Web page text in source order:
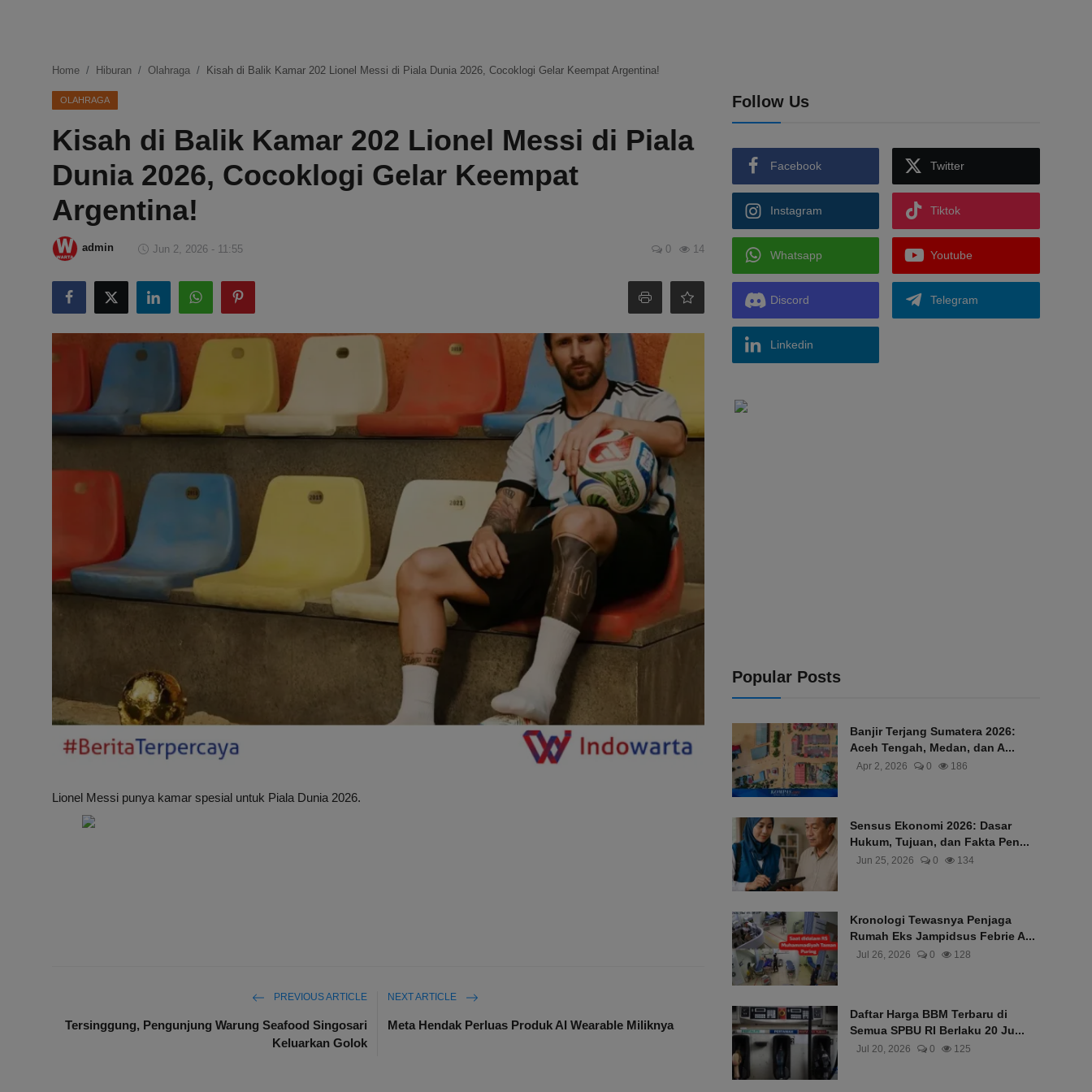
Ekonomi
Internasional
Teknologi
Hiburan
Kesehatan
Home Hiburan Olahraga Kisah di Balik Kamar 202 Lionel Messi di Piala Dunia 2026, Cocoklogi Gelar Keempat Argentina!
OLAHRAGA
Kisah di Balik Kamar 202 Lionel Messi di Piala
Dunia 2026, Cocoklogi Gelar Keempat
Argentina!
admin Jun 2, 2026 - 11:55 0 14
Lionel Messi punya kamar spesial untuk Piala Dunia 2026.
PREVIOUS ARTICLE
Tersinggung, Pengunjung Warung Seafood Singosari
Keluarkan Golok
NEXT ARTICLE
Meta Hendak Perluas Produk AI Wearable Miliknya
Follow Us
Facebook Twitter
Instagram Tiktok
Whatsapp Youtube
Discord Telegram
Linkedin
Popular Posts
Banjir Terjang Sumatera 2026:
Aceh Tengah, Medan, dan A...
Apr 2, 2026 0 186
Sensus Ekonomi 2026: Dasar
Hukum, Tujuan, dan Fakta Pen...
Jun 25, 2026 0 134
Kronologi Tewasnya Penjaga
Rumah Eks Jampidsus Febrie A...
Jul 26, 2026 0 128
Daftar Harga BBM Terbaru di
Semua SPBU RI Berlaku 20 Ju...
Jul 20, 2026 0 125